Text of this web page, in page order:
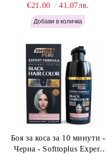
Softtoplus Expert Woman
Light Brown 400мл
€21.00 41.07лв.
Боя за коса за 10 минути -
Черна - Softtoplus Expert